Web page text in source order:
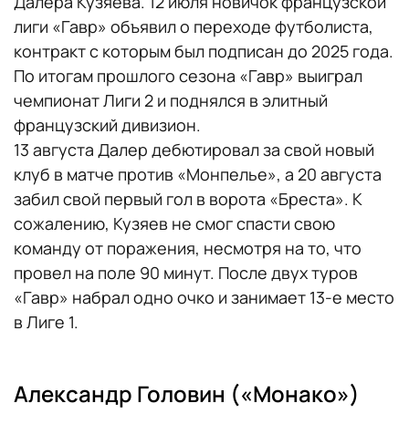
лиги «Гавр» объявил о переходе футболиста,
контракт с которым был подписан до 2025 года.
По итогам прошлого сезона «Гавр» выиграл
чемпионат Лиги 2 и поднялся в элитный
французский дивизион.
13 августа Далер дебютировал за свой новый
клуб в матче против «Монпелье», а 20 августа
забил свой первый гол в ворота «Бреста». К
сожалению, Кузяев не смог спасти свою
команду от поражения, несмотря на то, что
провел на поле 90 минут. После двух туров
«Гавр» набрал одно очко и занимает 13-е место
в Лиге 1.
Александр Головин («Монако»)